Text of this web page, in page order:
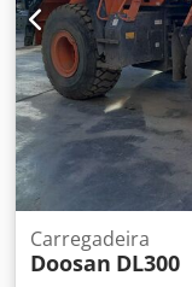
Carregadeira
Doosan DL300